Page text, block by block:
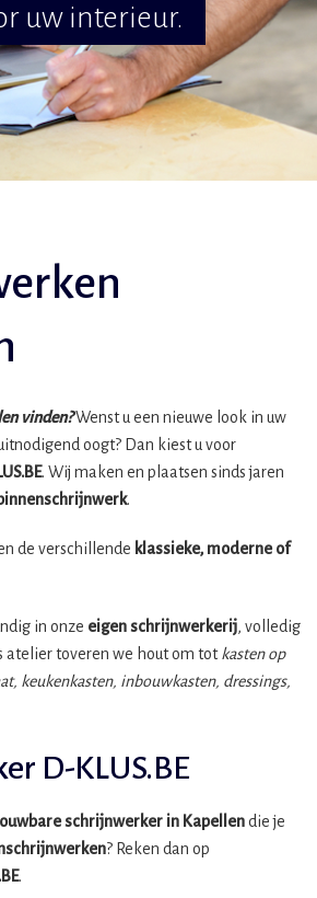
uw interieur.
vinden?Wenst u een nieuwe look in uw
oogt? Dan kiest u voor
. Wij maken en plaatsen sinds jaren
.
de verschillende klassieke, moderne of
in onze eigen schrijnwerkerij, volledig
atelier toveren we hout om totkasten op
keukenkasten, inbouwkasten, dressings,
D-KLUS.BE
schrijnwerker in Kapellendie je
? Reken dan op
.